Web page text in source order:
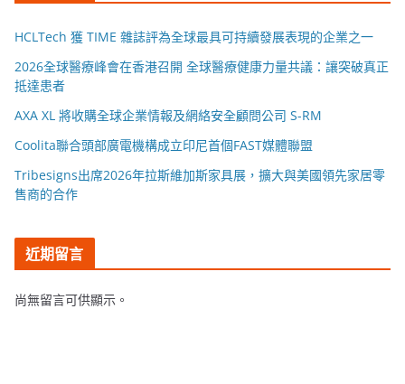
HCLTech 獲 TIME 雜誌評為全球最具可持續發展表現的企業之一
2026全球醫療峰會在香港召開 全球醫療健康力量共議：讓突破真正
抵達患者
AXA XL 將收購全球企業情報及網絡安全顧問公司 S-RM
Coolita聯合頭部廣電機構成立印尼首個FAST媒體聯盟
Tribesigns出席2026年拉斯維加斯家具展，擴大與美國領先家居零
售商的合作
近期留言
尚無留言可供顯示。